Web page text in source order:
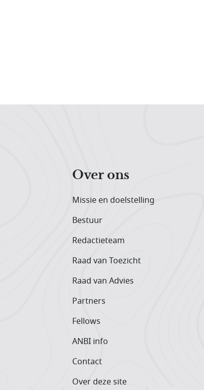
Over ons
Missie en doelstelling
Bestuur
Redactieteam
Raad van Toezicht
Raad van Advies
Partners
Fellows
ANBI info
Contact
Over deze site